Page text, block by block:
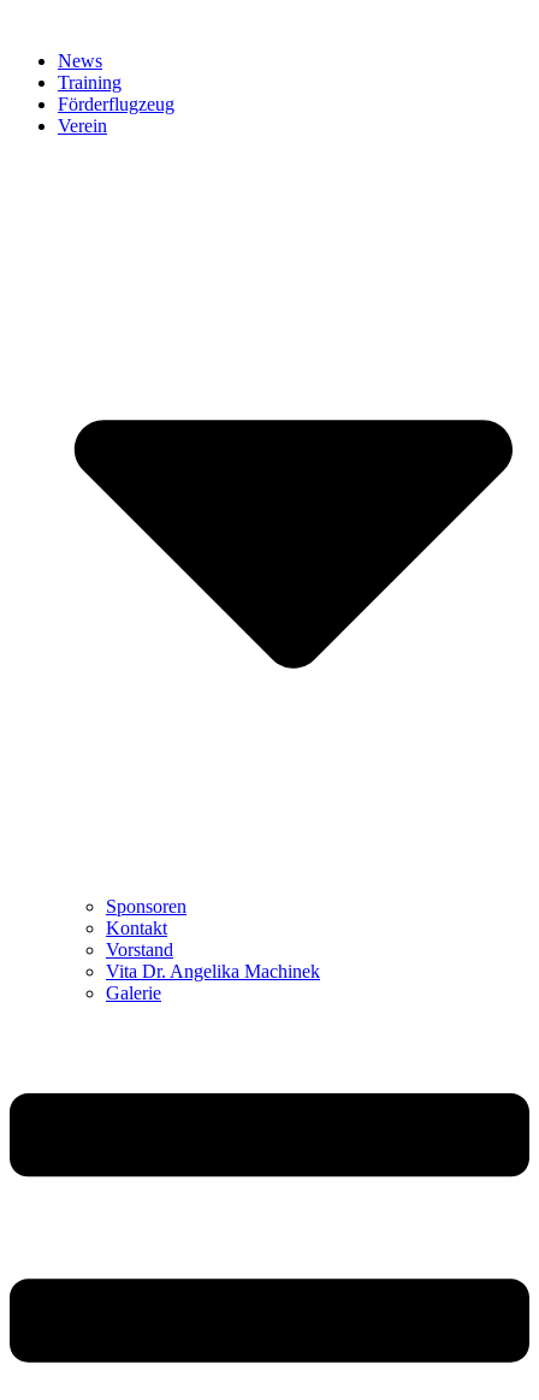
News
Training
Förderflugzeug
Verein
Sponsoren
Kontakt
Vorstand
Vita Dr. Angelika Machinek
Galerie